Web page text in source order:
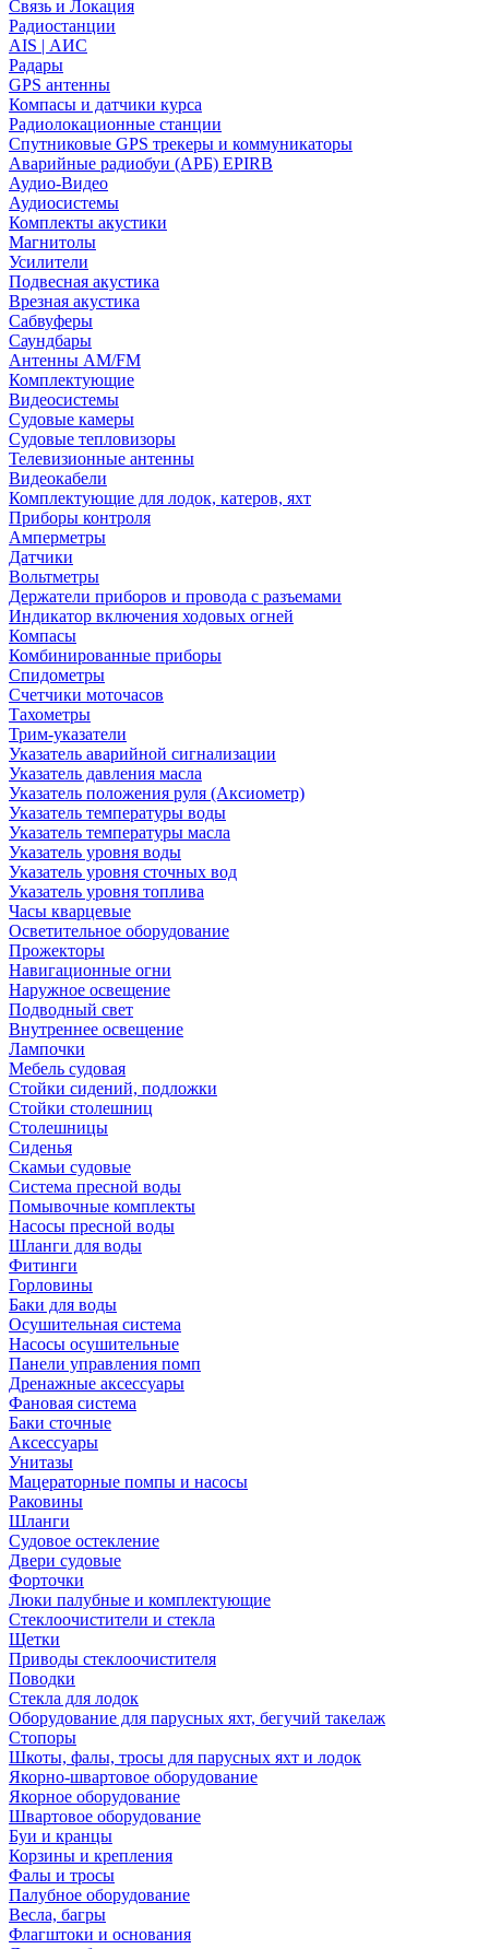
Связь и Локация
Радиостанции
AIS | АИС
Радары
GPS антенны
Компасы и датчики курса
Радиолокационные станции
Спутниковые GPS трекеры и коммуникаторы
Аварийные радиобуи (АРБ) EPIRB
Аудио-Видео
Аудиосистемы
Комплекты акустики
Магнитолы
Усилители
Подвесная акустика
Врезная акустика
Сабвуферы
Саундбары
Антенны AM/FM
Комплектующие
Видеосистемы
Судовые камеры
Cудовые тепловизоры
Телевизионные антенны
Видеокабели
Комплектующие для лодок, катеров, яхт
Приборы контроля
Амперметры
Датчики
Вольтметры
Держатели приборов и провода с разъемами
Индикатор включения ходовых огней
Компасы
Комбинированные приборы
Спидометры
Счетчики моточасов
Тахометры
Трим-указатели
Указатель аварийной сигнализации
Указатель давления масла
Указатель положения руля (Аксиометр)
Указатель температуры воды
Указатель температуры масла
Указатель уровня воды
Указатель уровня сточных вод
Указатель уровня топлива
Часы кварцевые
Осветительное оборудование
Прожекторы
Навигационные огни
Наружное освещение
Подводный свет
Внутреннее освещение
Лампочки
Мебель судовая
Стойки сидений, подложки
Стойки столешниц
Столешницы
Сиденья
Скамьи судовые
Система пресной воды
Помывочные комплекты
Насосы пресной воды
Шланги для воды
Фитинги
Горловины
Баки для воды
Осушительная система
Насосы осушительные
Панели управления помп
Дренажные аксессуары
Фановая система
Баки сточные
Аксессуары
Унитазы
Мацераторные помпы и насосы
Раковины
Шланги
Судовое остекление
Двери судовые
Форточки
Люки палубные и комплектующие
Стеклоочистители и стекла
Щетки
Приводы стеклоочистителя
Поводки
Стекла для лодок
Оборудование для парусных яхт, бегучий такелаж
Стопоры
Шкоты, фалы, тросы для парусных яхт и лодок
Якорно-швартовое оборудование
Якорное оборудование
Швартовое оборудование
Буи и кранцы
Корзины и крепления
Фалы и тросы
Палубное оборудование
Весла, багры
Флагштоки и основания